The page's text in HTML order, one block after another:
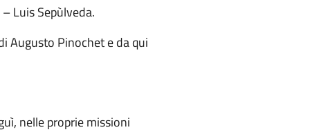
Luis Sepùlveda.
Augusto Pinochet e da qui
nelle proprie missioni